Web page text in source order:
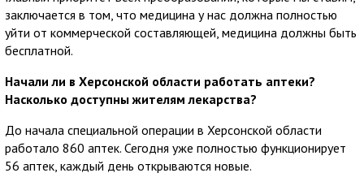
заключается в том, что медицина у нас должна полностью
уйти от коммерческой составляющей, медицина должны быть
бесплатной.
Начали ли в Херсонской области работать аптеки?
Насколько доступны жителям лекарства?
До начала специальной операции в Херсонской области
работало 860 аптек. Сегодня уже полностью функционирует
56 аптек, каждый день открываются новые.